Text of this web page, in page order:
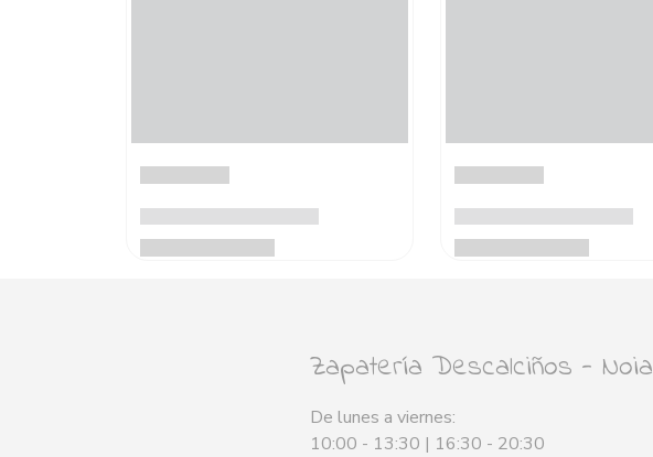
Zapatería Descalciños - Noia
De lunes a viernes:
10:00 - 13:30 | 16:30 - 20:30